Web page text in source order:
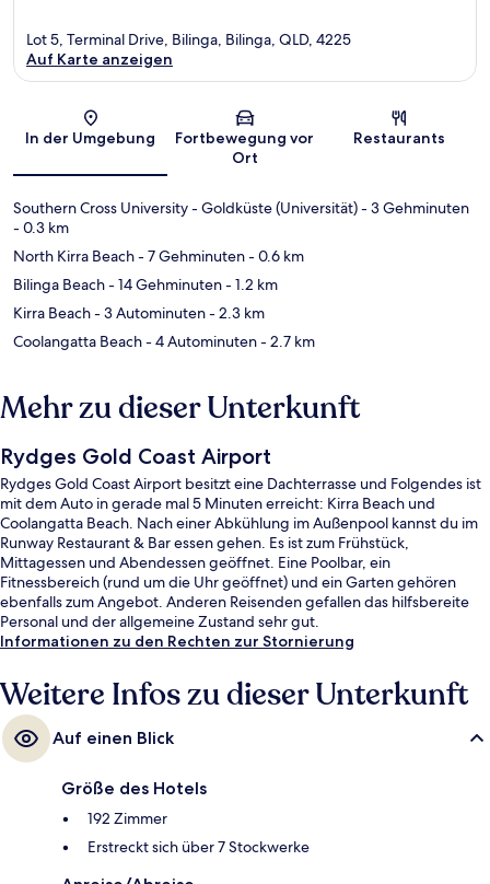
Karte
Lot 5, Terminal Drive, Bilinga, Bilinga, QLD, 4225
Auf Karte anzeigen
In der Umgebung
Fortbewegung vor
Ort
Restaurants
Southern Cross University - Goldküste (Universität)- 3 Gehminuten
- 0.3 km
North Kirra Beach- 7 Gehminuten- 0.6 km
Bilinga Beach- 14 Gehminuten- 1.2 km
Kirra Beach- 3 Autominuten- 2.3 km
Coolangatta Beach- 4 Autominuten- 2.7 km
Mehr zu dieser Unterkunft
Rydges Gold Coast Airport
Rydges Gold Coast Airport besitzt eine Dachterrasse und Folgendes ist
mit dem Auto in gerade mal 5 Minuten erreicht: Kirra Beach und
Coolangatta Beach. Nach einer Abkühlung im Außenpool kannst du im
Runway Restaurant & Bar essen gehen. Es ist zum Frühstück,
Mittagessen und Abendessen geöffnet. Eine Poolbar, ein
Fitnessbereich (rund um die Uhr geöffnet) und ein Garten gehören
ebenfalls zum Angebot. Anderen Reisenden gefallen das hilfsbereite
Personal und der allgemeine Zustand sehr gut.
Informationen zu den Rechten zur Stornierung
Weitere Infos zu dieser Unterkunft
Auf einen Blick
Größe des Hotels
192 Zimmer
Erstreckt sich über 7 Stockwerke